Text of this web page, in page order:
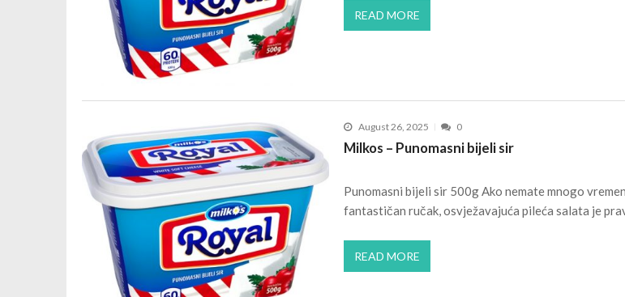
READ MORE
August 26, 2025 0
Milkos – Punomasni bijeli sir
Punomasni bijeli sir 500g Ako nemate mnogo
fantastičan ručak, osvježavajuća pileća salata je
READ MORE